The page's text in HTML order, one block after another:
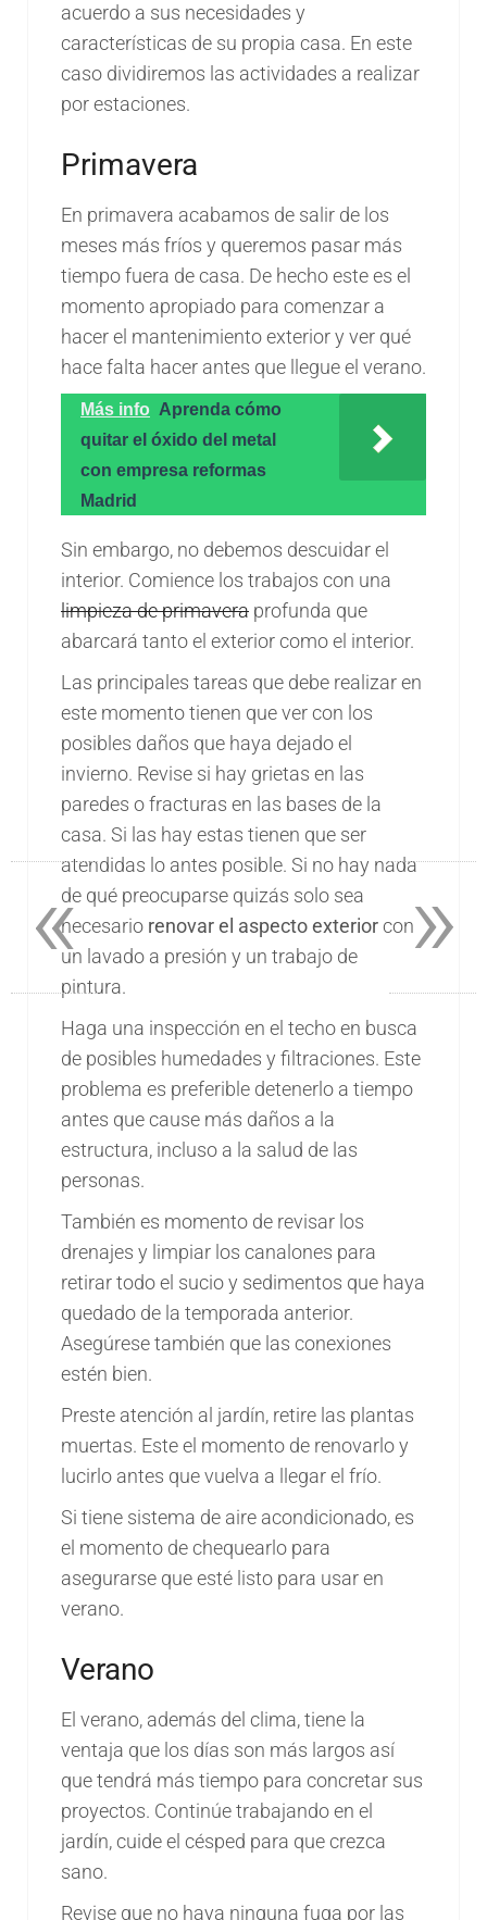
acuerdo a sus necesidades y
características de su propia casa. En este
caso dividiremos las actividades a realizar
por estaciones.
Primavera
En primavera acabamos de salir de los
meses más fríos y queremos pasar más
tiempo fuera de casa. De hecho este es el
momento apropiado para comenzar a
hacer el mantenimiento exterior y ver qué
hace falta hacer antes que llegue el verano.
Más info Aprenda cómo
quitar el óxido del metal
con empresa reformas
Madrid
Sin embargo, no debemos descuidar el
interior. Comience los trabajos con una
limpieza de primavera profunda que
abarcará tanto el exterior como el interior.
Las principales tareas que debe realizar en
este momento tienen que ver con los
posibles daños que haya dejado el
invierno. Revise si hay grietas en las
paredes o fracturas en las bases de la
casa. Si las hay estas tienen que ser
atendidas lo antes posible. Si no hay nada
de qué preocuparse quizás solo sea
necesario renovar el aspecto exteriorcon
un lavado a presión y un trabajo de
pintura.
Haga una inspección en el techo en busca
de posibles humedades y filtraciones. Este
problema es preferible detenerlo a tiempo
antes que cause más daños a la
estructura, incluso a la salud de las
personas.
También es momento de revisar los
drenajes y limpiar los canalones para
retirar todo el sucio y sedimentos que haya
quedado de la temporada anterior.
Asegúrese también que las conexiones
estén bien.
Preste atención al jardín, retire las plantas
muertas. Este el momento de renovarlo y
lucirlo antes que vuelva a llegar el frío.
Si tiene sistema de aire acondicionado, es
el momento de chequearlo para
asegurarse que esté listo para usar en
verano.
Verano
El verano, además del clima, tiene la
ventaja que los días son más largos así
que tendrá más tiempo para concretar sus
proyectos. Continúe trabajando en el
jardín, cuide el césped para que crezca
sano.
Revise que no haya ninguna fuga por las
»
«